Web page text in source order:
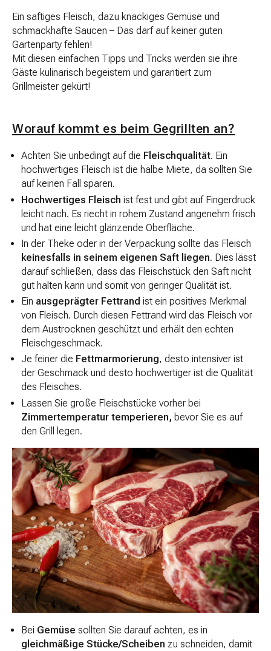
Ein saftiges Fleisch, dazu knackiges Gemüse und
schmackhafte Saucen – Das darf auf keiner guten
Gartenparty fehlen!
Mit diesen einfachen Tipps und Tricks werden sie ihre
Gäste kulinarisch begeistern und garantiert zum
Grillmeister gekürt!
Worauf kommt es beim Gegrillten an?
Achten Sie unbedingt auf die Fleischqualität. Ein
hochwertiges Fleisch ist die halbe Miete, da sollten Sie
auf keinen Fall sparen.
Hochwertiges Fleisch ist fest und gibt auf Fingerdruck
leicht nach. Es riecht in rohem Zustand angenehm frisch
und hat eine leicht glänzende Oberfläche.
In der Theke oder in der Verpackung sollte das Fleisch
keinesfalls in seinem eigenen Saft liegen. Dies lässt
darauf schließen, dass das Fleischstück den Saft nicht
gut halten kann und somit von geringer Qualität ist.
Ein ausgeprägter Fettrand ist ein positives Merkmal
von Fleisch. Durch diesen Fettrand wird das Fleisch vor
dem Austrocknen geschützt und erhält den echten
Fleischgeschmack.
Je feiner die Fettmarmorierung, desto intensiver ist
der Geschmack und desto hochwertiger ist die Qualität
des Fleisches.
Lassen Sie große Fleischstücke vorher bei
Zimmertemperatur temperieren, bevor Sie es auf
den Grill legen.
Bei Gemüse sollten Sie darauf achten, es in
gleichmäßige Stücke/Scheiben zu schneiden, damit